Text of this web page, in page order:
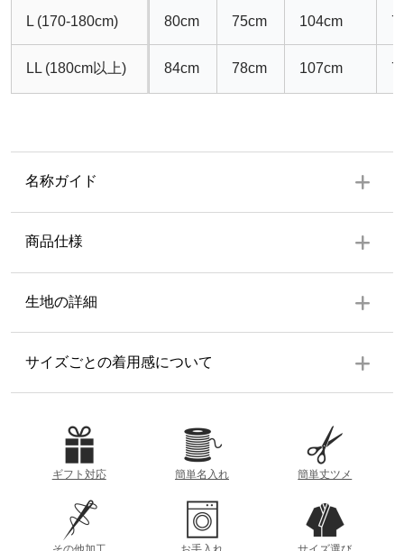
L (170-180cm) 80cm 75cm 104cm
LL (180cm以上) 84cm 78cm 107cm
名称ガイド
衿の根本から裾までの直線距離
商品仕様
上着
左前ポケット1個
ズボン
綿 100%
洗濯方法
洗濯機（ネット使用/柔軟剤使用不可）
生地の詳細
生地の厚み
参考重量 (Lサイズ)
透け感
サイズごとの着用感について
ギフト対応 簡単名入れ 簡単丈ツメ